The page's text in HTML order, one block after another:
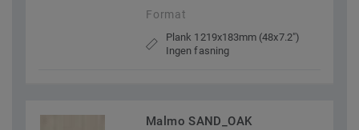
Format
Plank 1219x183mm (48x7.2")
Ingen fasning
Malmo SAND_OAK